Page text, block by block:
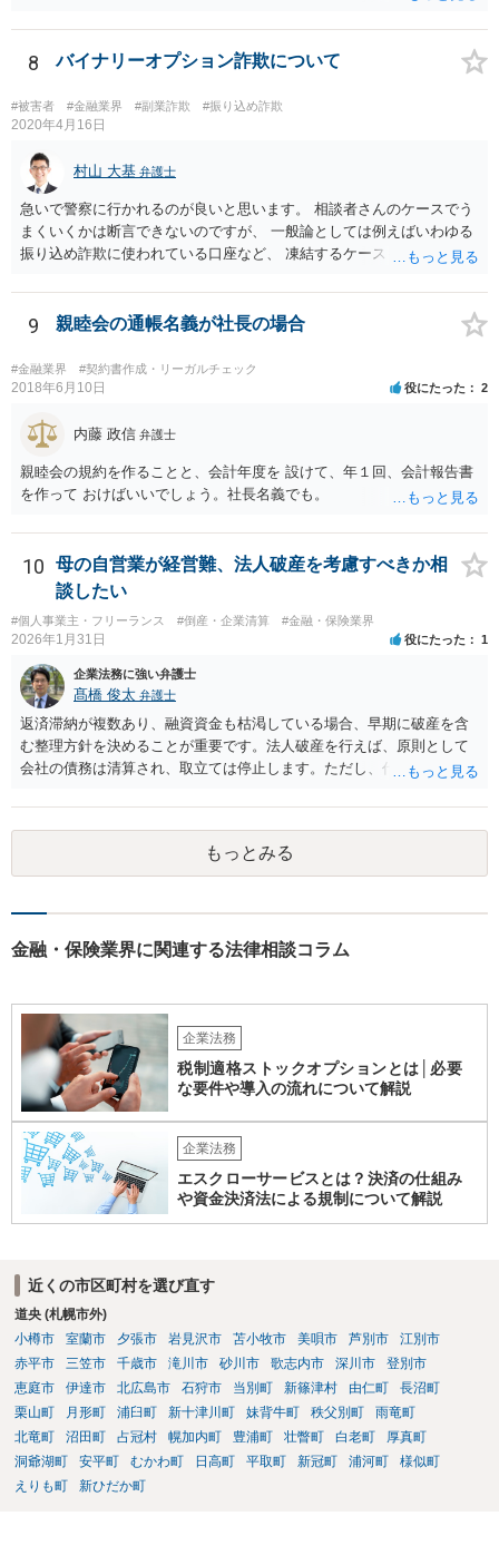
ことが明らかにされました。 この資金決済法第２条の２の定める一
定の要件（内閣府令で定める要件も含む）については、該当条文を見
るだけではなかなか理解し難いところがあるかと思いますし、この掲
示板で回答するには限界がありますので、この分野に詳しそうな弁護
士の方に直接相談なさってみて下さい。 （資金決済法） 第二条の二
の委託、受取人からの金銭債権の譲受けその他これらに類する方法に
より、当該金銭債権に係る債務者又は当該債務者からの委託（二以上
の段階にわたる委託を含む。）その他これに類する方法により支払を
行う者から弁済として資金を受け入れ、又は他の者に受け入れさせ、
当該受取人に当該資金を移動させる行為（当該資金を当該受取人に交
く。）であることその他の内閣府令で定める要件を満たすものは、為
8 バイナリーオプション詐欺について
#被害者 #金融業界 #副業詐欺 #振り込め詐欺
2020年4月16日
村山 大基 弁護士
急いで警察に行かれるのが良いと思います。 相談者さんのケースでう
まくいくかは断言できないのですが、 一般論としては例えばいわゆる
振り込め詐欺に使われている口座など、 凍結するケースもありますの
9 親睦会の通帳名義が社長の場合
#金融業界 #契約書作成・リーガルチェック
2018年6月10日 役にたった 2
内藤 政信 弁護士
親睦会の規約を作ることと、会計年度を 設けて、年１回、会計報告書
を作って おけばいいでしょう。社長名義でも。
10
母の自営業が経営難、法人破産を考慮すべきか相
談したい
#個人事業主・フリーランス #倒産・企業清算 #金融・保険業界
2026年1月31日 役にたった 1
企業法務に強い弁護士
髙橋 俊太 弁護士
返済滞納が複数あり、融資資金も枯渇している場合、早期に破産を含
む整理方針を決めることが重要です。法人破産を行えば、原則として
会社の債務は清算され、取立ては停止します。ただし、代表者が連帯
ことが多いです。放置すると責任が拡大しやすいため、北海道の法律
事務所で法人破産の実績があるところを探して速やかに相談をして、
資金繰り・雇用・保証の有無を整理した上で進めるのが安全です。イ
ンターネットやココナラだけでなく、北海道の弁護士会などを頼りに
もっとみる
金融・保険業界に関連する法律相談コラム
企業法務
税制適格ストックオプションとは│必要
な要件や導入の流れについて解説
企業法務
エスクローサービスとは？決済の仕組み
や資金決済法による規制について解説
近くの市区町村を選び直す
道央 (札幌市外)
小樽市
室蘭市 夕張市 岩見沢市 苫小牧市 美唄市 芦別市
江別市
赤平市
三笠市 千歳市 滝川市 砂川市 歌志内市 深川市
登別市
恵庭市
伊達市 北広島市 石狩市 当別町 新篠津村 由仁町
長沼町
栗山町
月形町 浦臼町 新十津川町 妹背牛町 秩父別町
雨竜町
北竜町
沼田町 占冠村 幌加内町 豊浦町 壮瞥町 白老町
厚真町
洞爺湖町
安平町 むかわ町 日高町 平取町 新冠町 浦河町
様似町
えりも町
新ひだか町